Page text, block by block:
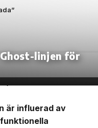
linjen för
är influerad av